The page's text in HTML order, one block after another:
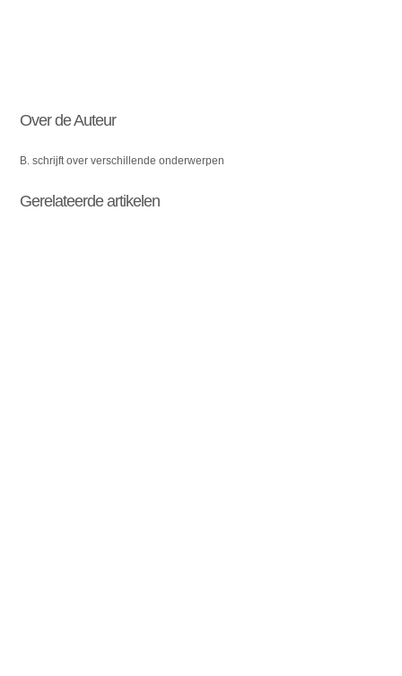
Over de Auteur
B. schrijft over verschillende onderwerpen
Gerelateerde artikelen